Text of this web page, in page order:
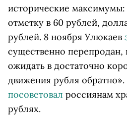
исторические максимумы:
отметку в 60 рублей,
рублей. 8 ноября Улюкаев
существенно
ожидать в достаточно
движения рубля
посоветовал россиянам
рублях.